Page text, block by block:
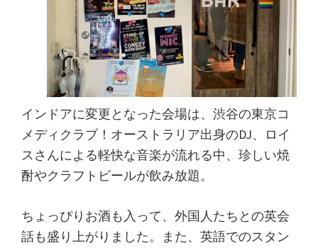
インドアに変更となった会場は、渋谷の東京コ
メディクラブ！オーストラリア出身のDJ、ロイ
スさんによる軽快な音楽が流れる中、珍しい焼
酎やクラフトビールが飲み放題。
ちょっぴりお酒も入って、外国人たちとの英会
話も盛り上がりました。また、英語でのスタン